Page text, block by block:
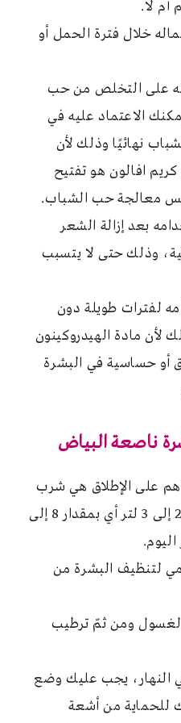
أم لا.
خلال فترة الحمل أو
على التخلص من حب
الاعتماد عليه في
نهائيًا وذلك لأن
افالون هو تفتيح
معالجة حب الشباب.
بعد إزالة الشعر
وذلك حتى لا يتسبب
لفترات طويلة دون
لأن مادة الهيدروكينون
أو حساسية في البشرة
ناصعة البياض
على الإطلاق هي شرب
الماء يوميًا بمقدار 2 إلى 3 لتر أي بمقدار 8 إلى
لتنظيف البشرة من
ومن ثمّ ترطيب
النهار، يجب عليك وضع
من أشعة